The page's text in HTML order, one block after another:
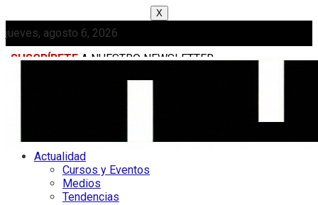
X
jueves, agosto 6, 2026
SUSCRÍBETE A NUESTRO NEWSLETTER
Actualidad
Cursos y Eventos
Medios
Tendencias